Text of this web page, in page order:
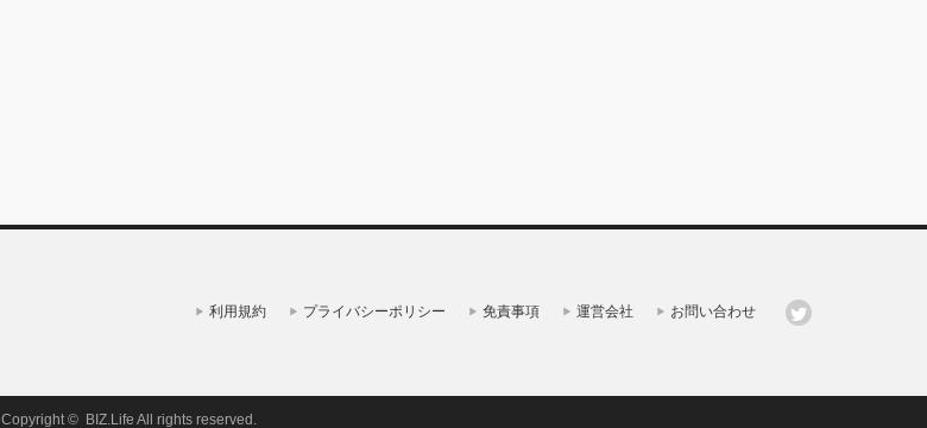
利用規約 プライバシーポリシー 免責事項 運営会社 お問い合わせ
Copyright © BIZ.Life All rights reserved.